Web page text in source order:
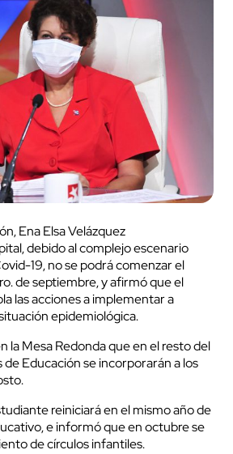
Ena Elsa Velázquez
debido al complejo escenario
19, no se podrá comenzar el
de septiembre, y afirmó que el
las acciones a implementar a
epidemiológica.
la Mesa Redonda que en el resto del
de Educación se incorporarán a los
reiniciará en el mismo año de
e informó que en octubre se
de círculos infantiles.